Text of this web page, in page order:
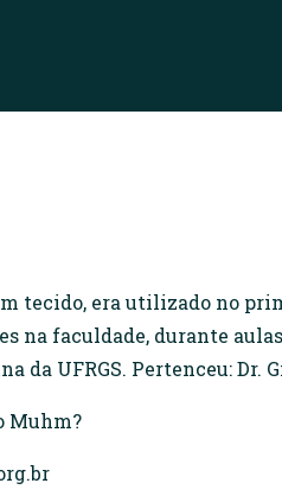
tecido, era utilizado no
na faculdade, durante
da UFRGS. Pertenceu:
Muhm?